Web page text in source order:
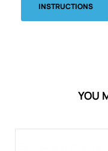
INSTRUCTIONS
YOU